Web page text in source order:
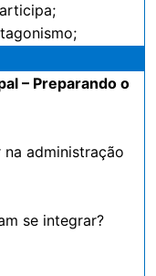
– Preparando o
administração
se integrar?